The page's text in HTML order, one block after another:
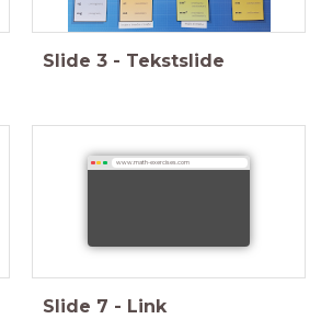
Slide 3 - Tekstslide
www.math-exercises.com
Slide 7 - Link